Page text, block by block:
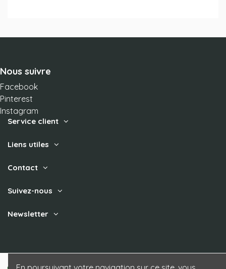
Nous suivre
Facebook
Pinterest
Instagram
Service client
Liens utiles
Contact
Suivez-nous
Newsletter